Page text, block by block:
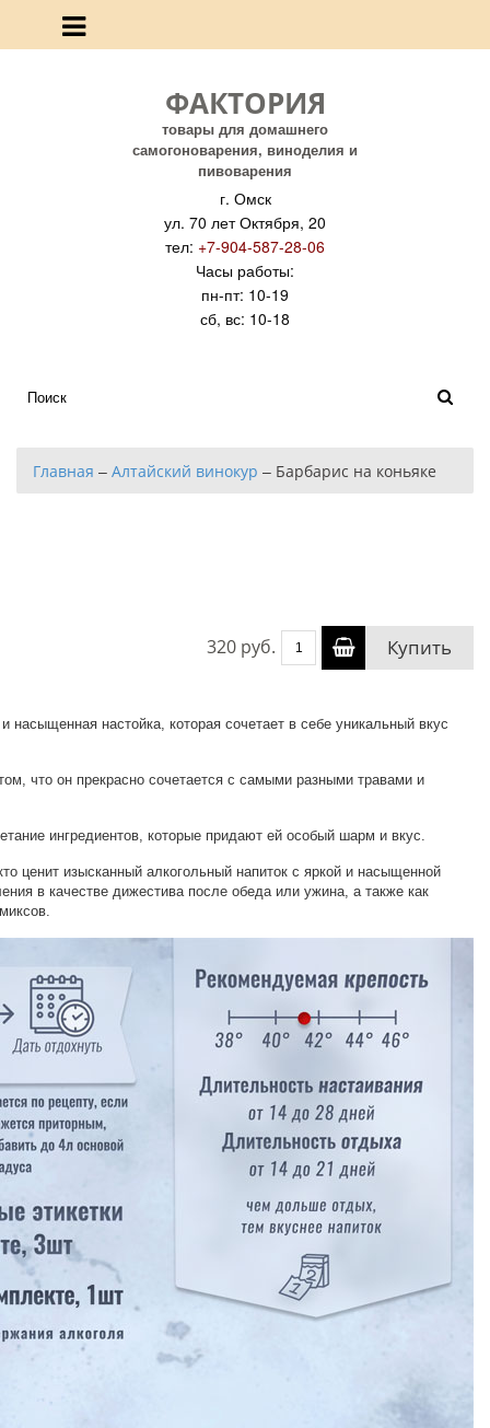
ФАКТОРИЯ
товары для домашнего
самогоноварения, виноделия и
пивоварения
г. Омск
ул. 70 лет Октября, 20
тел: +7-904-587-28-06
Часы работы:
пн-пт: 10-19
сб, вс: 10-18
Главная – Алтайский винокур – Барбарис на коньяке
320 руб. Купить
настойка, которая сочетает в себе уникальный вкус
что он прекрасно сочетается с самыми разными травами и
ингредиентов, которые придают ей особый шарм и вкус.
ценит изысканный алкогольный напиток с яркой и насыщенной
в качестве дижестива после обеда или ужина, а также как